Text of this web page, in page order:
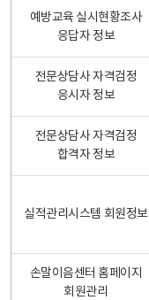
예방교육 실시현황조사
응답자 정보
전문상담사 자격검정
응시자 정보
전문상담사 자격검정
합격자 정보
실적관리시스템 회원정보
손말이음센터 홈페이지
회원관리